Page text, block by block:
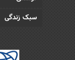
سبک زندگی